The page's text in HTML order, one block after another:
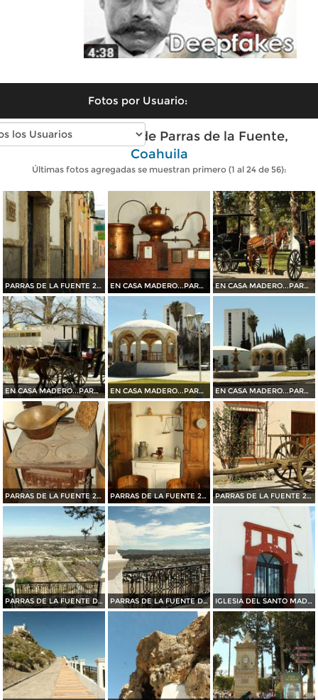
Fotos por Usuario:
Fotos modernas de Parras de la Fuente,
Coahuila
Últimas fotos agregadas se muestran primero (1 al 24 de 56):
PARRAS DE LA FUENTE 2015 EN CASA MADERO...PARRAS DE LA FUENTE 2015 EN CASA MADERO...PARRAS DE LA FUENTE 2015
EN CASA MADERO...PARRAS DE LA FUENTE 2015 EN CASA MADERO...PARRAS DE LA FUENTE 2015 EN CASA MADERO...PARRAS DE LA FUENTE 2015
PARRAS DE LA FUENTE 2015 PARRAS DE LA FUENTE 2015 PARRAS DE LA FUENTE 2015
PARRAS DE LA FUENTE DESDE EL SANTO MADERO 2015 PARRAS DE LA FUENTE DESDE EL SANTO MADERO 2015 IGLESIA DEL SANTO MADERO EN PARRAS DE LA FUENTE 2015